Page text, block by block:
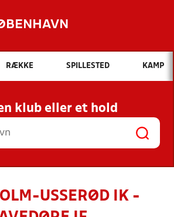
Hvad vil du søge efter?
INDHOLD OG NYHEDER
RESULTATER, KLUBBER OG
HOLD
RÆKKE SPILLESTED KAMP
klub eller et hold
USSERØD IK -